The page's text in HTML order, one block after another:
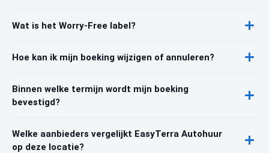
Wat is het Worry-Free label?
Hoe kan ik mijn boeking wijzigen of annuleren?
Binnen welke termijn wordt mijn boeking
bevestigd?
Welke aanbieders vergelijkt EasyTerra Autohuur
op deze locatie?